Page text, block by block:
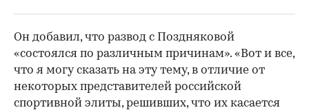
Он добавил, что развод с Поздняковой
«состоялся по различным причинам». «Вот и все,
что я могу сказать на эту тему, в отличие от
некоторых представителей российской
спортивной элиты, решивших, что их касается